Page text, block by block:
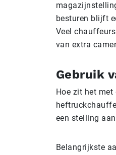
besturen blijft
Veel
van extra
Gebruik
Hoe zit het
een stelling
Belangrijkste